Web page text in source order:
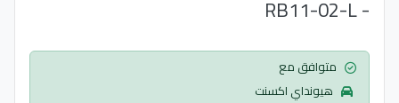
- RB11-02-L
هيونداي اكسنت